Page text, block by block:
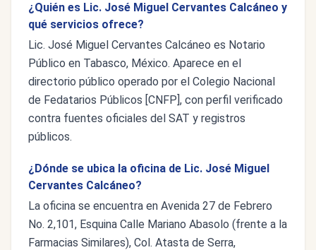
¿Quién es Lic. José Miguel Cervantes Calcáneo y
qué servicios ofrece?
Lic. José Miguel Cervantes Calcáneo es Notario
Público en Tabasco, México. Aparece en el
directorio público operado por el Colegio Nacional
de Fedatarios Públicos [CNFP], con perfil verificado
contra fuentes oficiales del SAT y registros
públicos.
¿Dónde se ubica la oficina de Lic. José Miguel
Cervantes Calcáneo?
La oficina se encuentra en Avenida 27 de Febrero
No. 2,101, Esquina Calle Mariano Abasolo (frente a la
Farmacias Similares), Col. Atasta de Serra,